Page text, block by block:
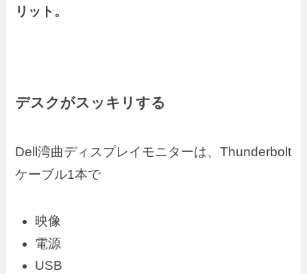
リット。
デスクがスッキリする
Dell湾曲ディスプレイモニターは、Thunderbolt
ケーブル1本で
映像
電源
USB